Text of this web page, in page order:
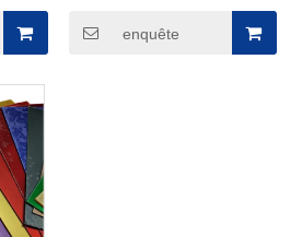
enquête